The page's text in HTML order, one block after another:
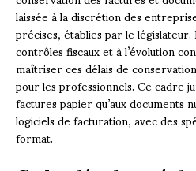
laissée à la discrétion des
précises, établies par le
contrôles fiscaux et à l’évolution
maîtriser ces délais de
pour les professionnels. Ce cadre
factures papier qu’aux documents
logiciels de facturation, avec des
format.